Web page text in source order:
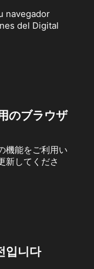
navegador
del Digital
のブラウザ
機能をご利用い
新してくださ
입니다